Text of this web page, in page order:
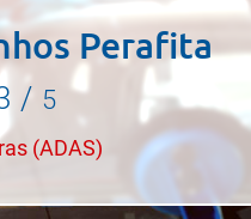
Perafita
/ 5
(ADAS)